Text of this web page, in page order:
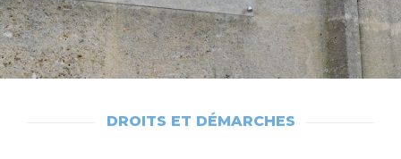
DROITS ET DÉMARCHES